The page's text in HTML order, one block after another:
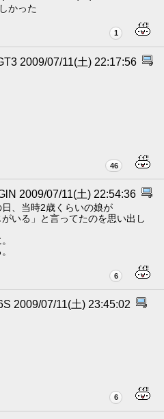
かった
1
2009/07/11(土) 22:17:56
ｰ
46
2009/07/11(土) 22:54:36
、当時2歳くらいの娘が
いる」と言ってたのを思い出し
6
2009/07/11(土) 23:45:02
6